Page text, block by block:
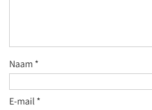
Naam *
E-mail*